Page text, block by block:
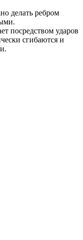
делать ребром
посредством ударов
сгибаются и